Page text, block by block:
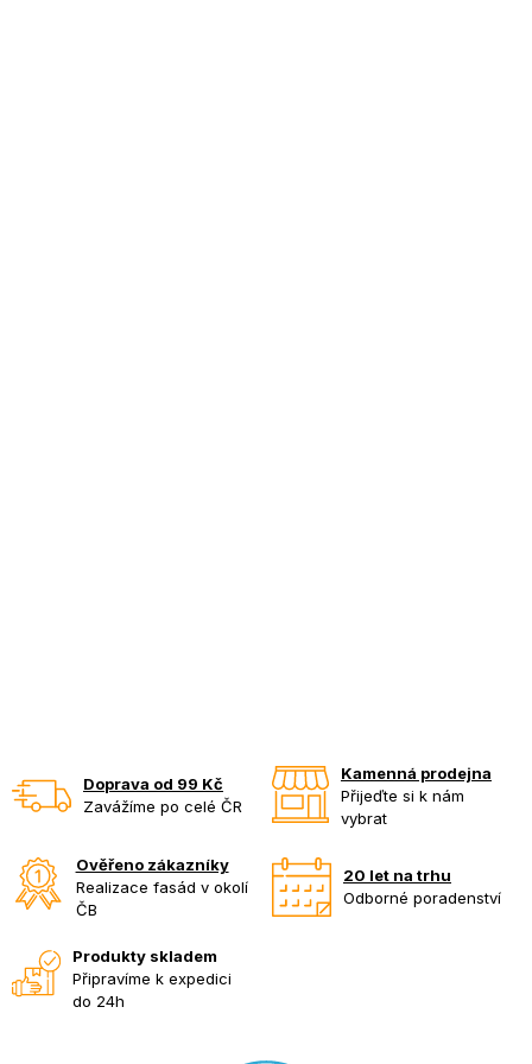
Doprava od 99 Kč
Zavážíme po celé ČR
Kamenná prodejna
Přijeďte si k nám
vybrat
Ověřeno zákazníky
Realizace fasád v okolí
ČB
20 let na trhu
Odborné poradenství
Produkty skladem
Připravíme k expedici
do 24h